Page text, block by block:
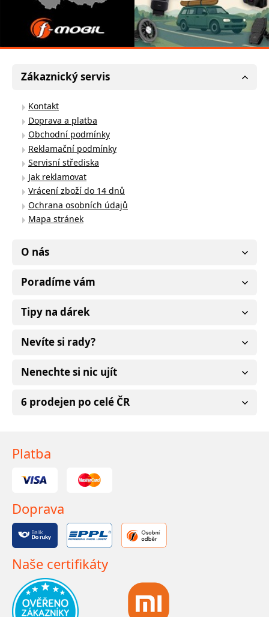
Zákaznický servis
Kontakt
Doprava a platba
Obchodní podmínky
Reklamační podmínky
Servisní střediska
Jak reklamovat
Vrácení zboží do 14 dnů
Ochrana osobních údajů
Mapa stránek
O nás
Poradíme vám
Tipy na dárek
Nevíte si rady?
Nenechte si nic ujít
6 prodejen po celé ČR
Platba
Doprava
Naše certifikáty